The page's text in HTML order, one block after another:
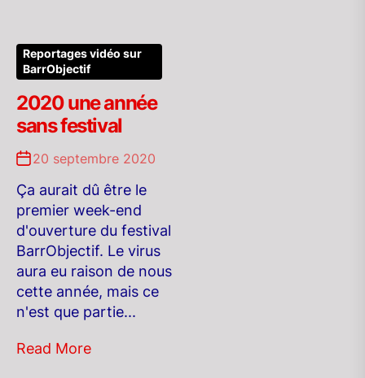
Reportages vidéo sur
BarrObjectif
2020 une année
sans festival
20 septembre 2020
Ça aurait dû être le
premier week-end
d'ouverture du festival
BarrObjectif. Le virus
aura eu raison de nous
cette année, mais ce
n'est que partie...
Read More